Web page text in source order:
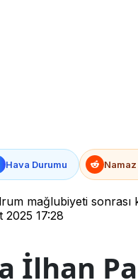
Hava Durumu
mağlubiyeti sonrası
2025 17:28
İlhan